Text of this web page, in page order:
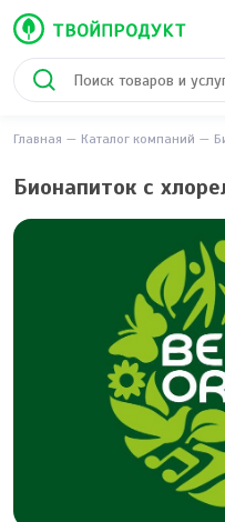
Главная Каталог компаний
Бионапиток с